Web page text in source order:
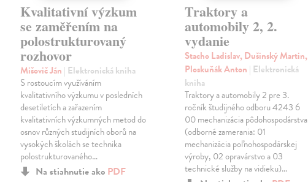
Kvalitativní výzkum
se zaměřením na
polostrukturovaný
rozhovor
Mišovič Ján | Elektronická kniha
S rostoucím využíváním
kvalitativního výzkumu v posledních
desetiletích a zařazením
kvalitativních výzkumných metod do
osnov různých studijních oborů na
vysokých školách se technika
polostrukturovaného…
Na stiahnutie ako PDF
Traktory a
automobily 2, 2.
vydanie
Stacho Ladislav, Dušinský Martin,
Ploskuňák Anton | Elektronická
kniha
Traktory a automobily 2 pre 3.
ročník študijného odboru 4243 6
00 mechanizácia pôdohospodárstva
(odborné zamerania: 01
mechanizácia poľnohospodárskej
výroby, 02 opravárstvo a 03
technické služby na vidieku)…